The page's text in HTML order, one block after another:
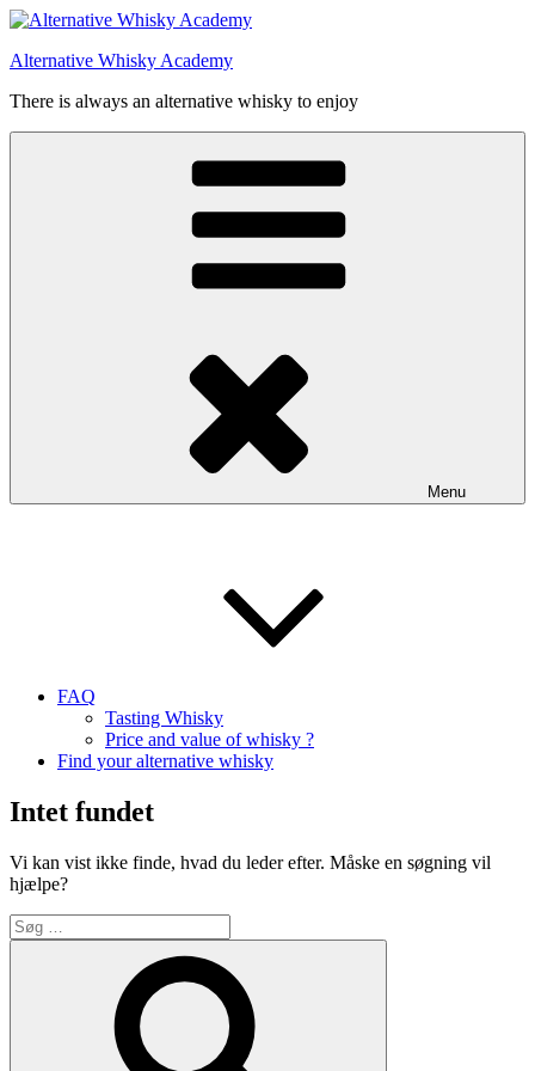
Videre
indhold
Alternative Whisky Academy
There is always an alternative whisky to enjoy
Menu
FAQ
Tasting Whisky
Price and value of whisky ?
Find your alternative whisky
Intet fundet
Vi kan vist ikke finde, hvad du leder efter. Måske en søgning vil
hjælpe?
Søg
efter: